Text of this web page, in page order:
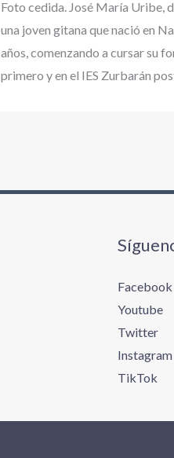
Foto cedida. José María Uribe,
una joven gitana que nació en
años, comenzando a cursar su
primero y en el IES Zurbarán
Facebook
Youtube
Twitter
Instagram
TikTok